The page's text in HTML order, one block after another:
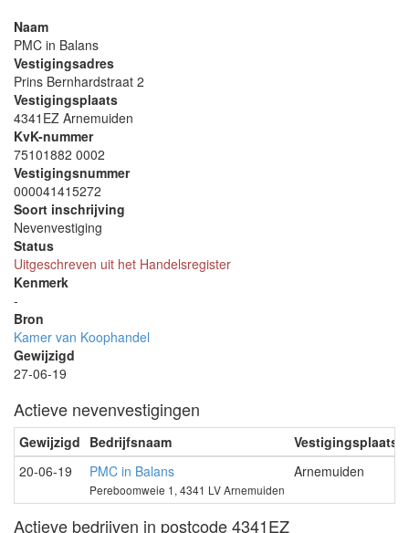
Naam
PMC in Balans
Vestigingsadres
Prins Bernhardstraat 2
Vestigingsplaats
4341EZ Arnemuiden
KvK-nummer
75101882 0002
Vestigingsnummer
000041415272
Soort inschrijving
Nevenvestiging
Status
Uitgeschreven uit het Handelsregister
Kenmerk
-
Bron
Kamer van Koophandel
Gewijzigd
27-06-19
Actieve nevenvestigingen
Gewijzigd Bedrijfsnaam Vestigingsplaats
20-06-19
PMC in Balans
Pereboomweie 1, 4341 LV Arnemuiden
Arnemuiden
Actieve bedrijven in postcode 4341EZ